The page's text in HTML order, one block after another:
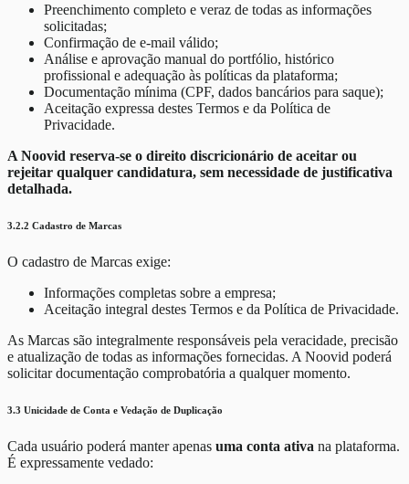
Preenchimento completo e veraz de todas as informações
solicitadas;
Confirmação de e-mail válido;
Análise e aprovação manual do portfólio, histórico
profissional e adequação às políticas da plataforma;
Documentação mínima (CPF, dados bancários para saque);
Aceitação expressa destes Termos e da Política de
Privacidade.
A Noovid reserva-se o direito discricionário de aceitar ou
rejeitar qualquer candidatura, sem necessidade de justificativa
detalhada.
3.2.2 Cadastro de Marcas
O cadastro de Marcas exige:
Informações completas sobre a empresa;
Aceitação integral destes Termos e da Política de Privacidade.
As Marcas são integralmente responsáveis pela veracidade, precisão
e atualização de todas as informações fornecidas. A Noovid poderá
solicitar documentação comprobatória a qualquer momento.
3.3 Unicidade de Conta e Vedação de Duplicação
Cada usuário poderá manter apenas uma conta ativa na plataforma.
É expressamente vedado: